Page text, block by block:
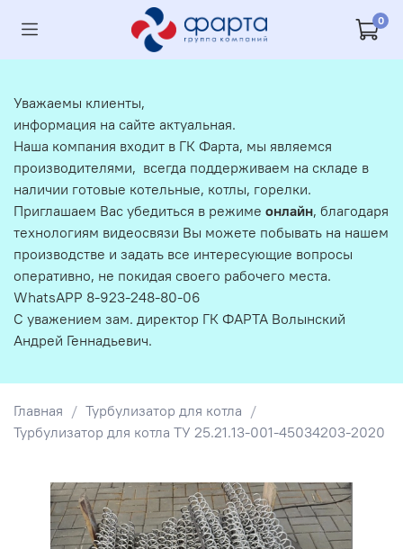
0
Главная
Турбулизатор для котла
Турбулизатор для котла ТУ 25.21.13-001-45034203-2020
Уважаемы клиенты,
информация на сайте актуальная.
Наша компания входит в ГК Фарта, мы являемся
производителями, всегда поддерживаем на складе в
наличии готовые котельные, котлы, горелки.
Приглашаем Вас убедиться в режиме онлайн, благодаря
технологиям видеосвязи Вы можете побывать на нашем
производстве и задать все интересующие вопросы
оперативно, не покидая своего рабочего места.
WhatsAPP 8-923-248-80-06
С уважением зам. директор ГК ФАРТА Волынский
Андрей Геннадьевич.